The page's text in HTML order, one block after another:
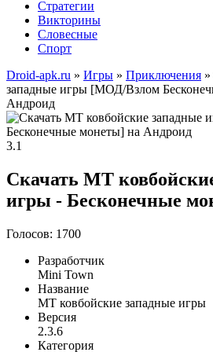
Стратегии
Викторины
Словесные
Спорт
Droid-apk.ru » Игры » Приключения
западные игры [МОД/Взлом
Андроид
3.1
Скачать MT
игры - Бесконечные
Голосов: 1700
Разработчик
Mini Town
Название
MT ковбойские западные игры
Версия
2.3.6
Категория